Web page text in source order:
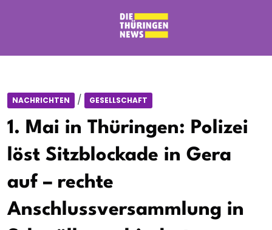
NACHRICHTEN / GESELLSCHAFT
1. Mai in Thüringen: Polizei
löst Sitzblockade in Gera
auf – rechte
Anschlussversammlung in